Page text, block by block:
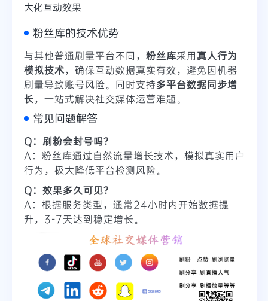
大化互动效果
粉丝库的技术优势
与其他普通刷量平台不同， 粉丝库采用真人行为
模拟技术，确保互动数据真实有效，避免因机器
刷量导致账号风险。同时支持多平台数据同步增
长，一站式解决社交媒体运营难题。
常见问题解答
Q：刷粉会封号吗？
A：粉丝库通过自然流量增长技术，模拟真实用户
行为，极大降低平台检测风险。
Q：效果多久可见？
A：根据服务类型，通常24小时内开始数据提
升，3-7天达到稳定增长。